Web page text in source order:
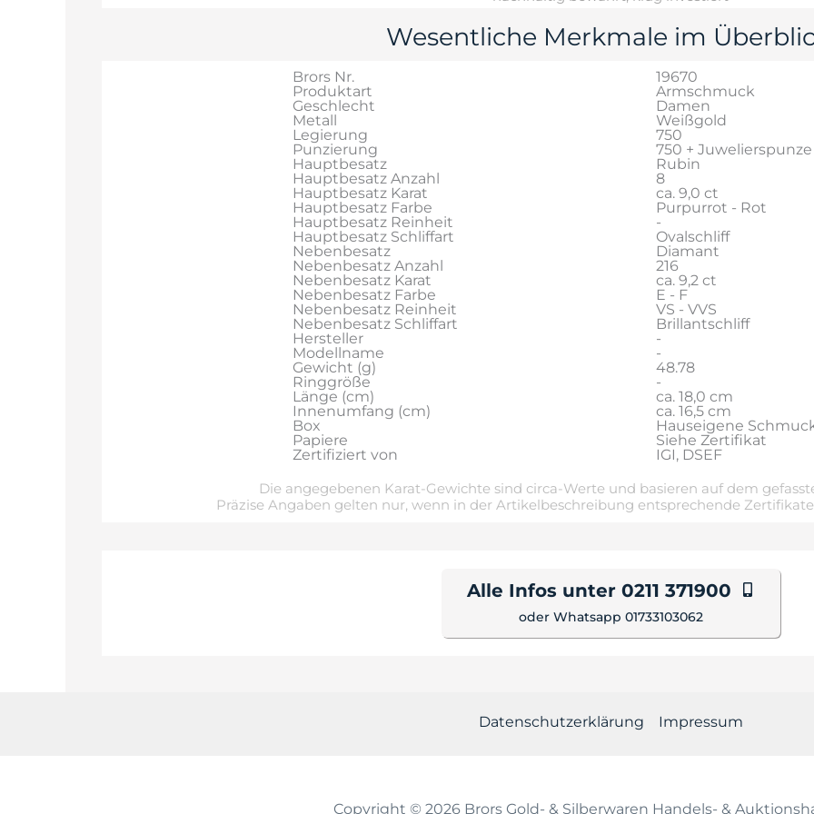
Wesentliche Merkmale im
Brors Nr.
19670
Produktart
Armschmuck
Geschlecht
Damen
Metall
Weißgold
Legierung
750
Punzierung
750 + Juwelierspunze
Hauptbesatz
Rubin
Hauptbesatz Anzahl
8
Hauptbesatz Karat
ca. 9,0 ct
Hauptbesatz Farbe
Purpurrot - Rot
Hauptbesatz Reinheit
-
Hauptbesatz Schliffart
Ovalschliff
Nebenbesatz
Diamant
Nebenbesatz Anzahl
216
Nebenbesatz Karat
ca. 9,2 ct
Nebenbesatz Farbe
E - F
Nebenbesatz Reinheit
VS - VVS
Nebenbesatz Schliffart
Brillantschliff
Hersteller
-
Modellname
-
Gewicht (g)
48.78
Ringgröße
-
Länge (cm)
ca. 18,0 cm
Innenumfang (cm)
ca. 16,5 cm
Box
Hauseigene
Papiere
Siehe Zertifikat
Zertifiziert von
IGI, DSEF
Die angegebenen Karat-Gewichte sind circa-Werte und basieren auf dem
Präzise Angaben gelten nur, wenn in der Artikelbeschreibung entsprechende
Alle Infos unter 0211 371900
oder Whatsapp 01733103062
Datenschutzerklärung Impressum
Copyright © 2026 Brors Gold- & Silberwaren Handels- &